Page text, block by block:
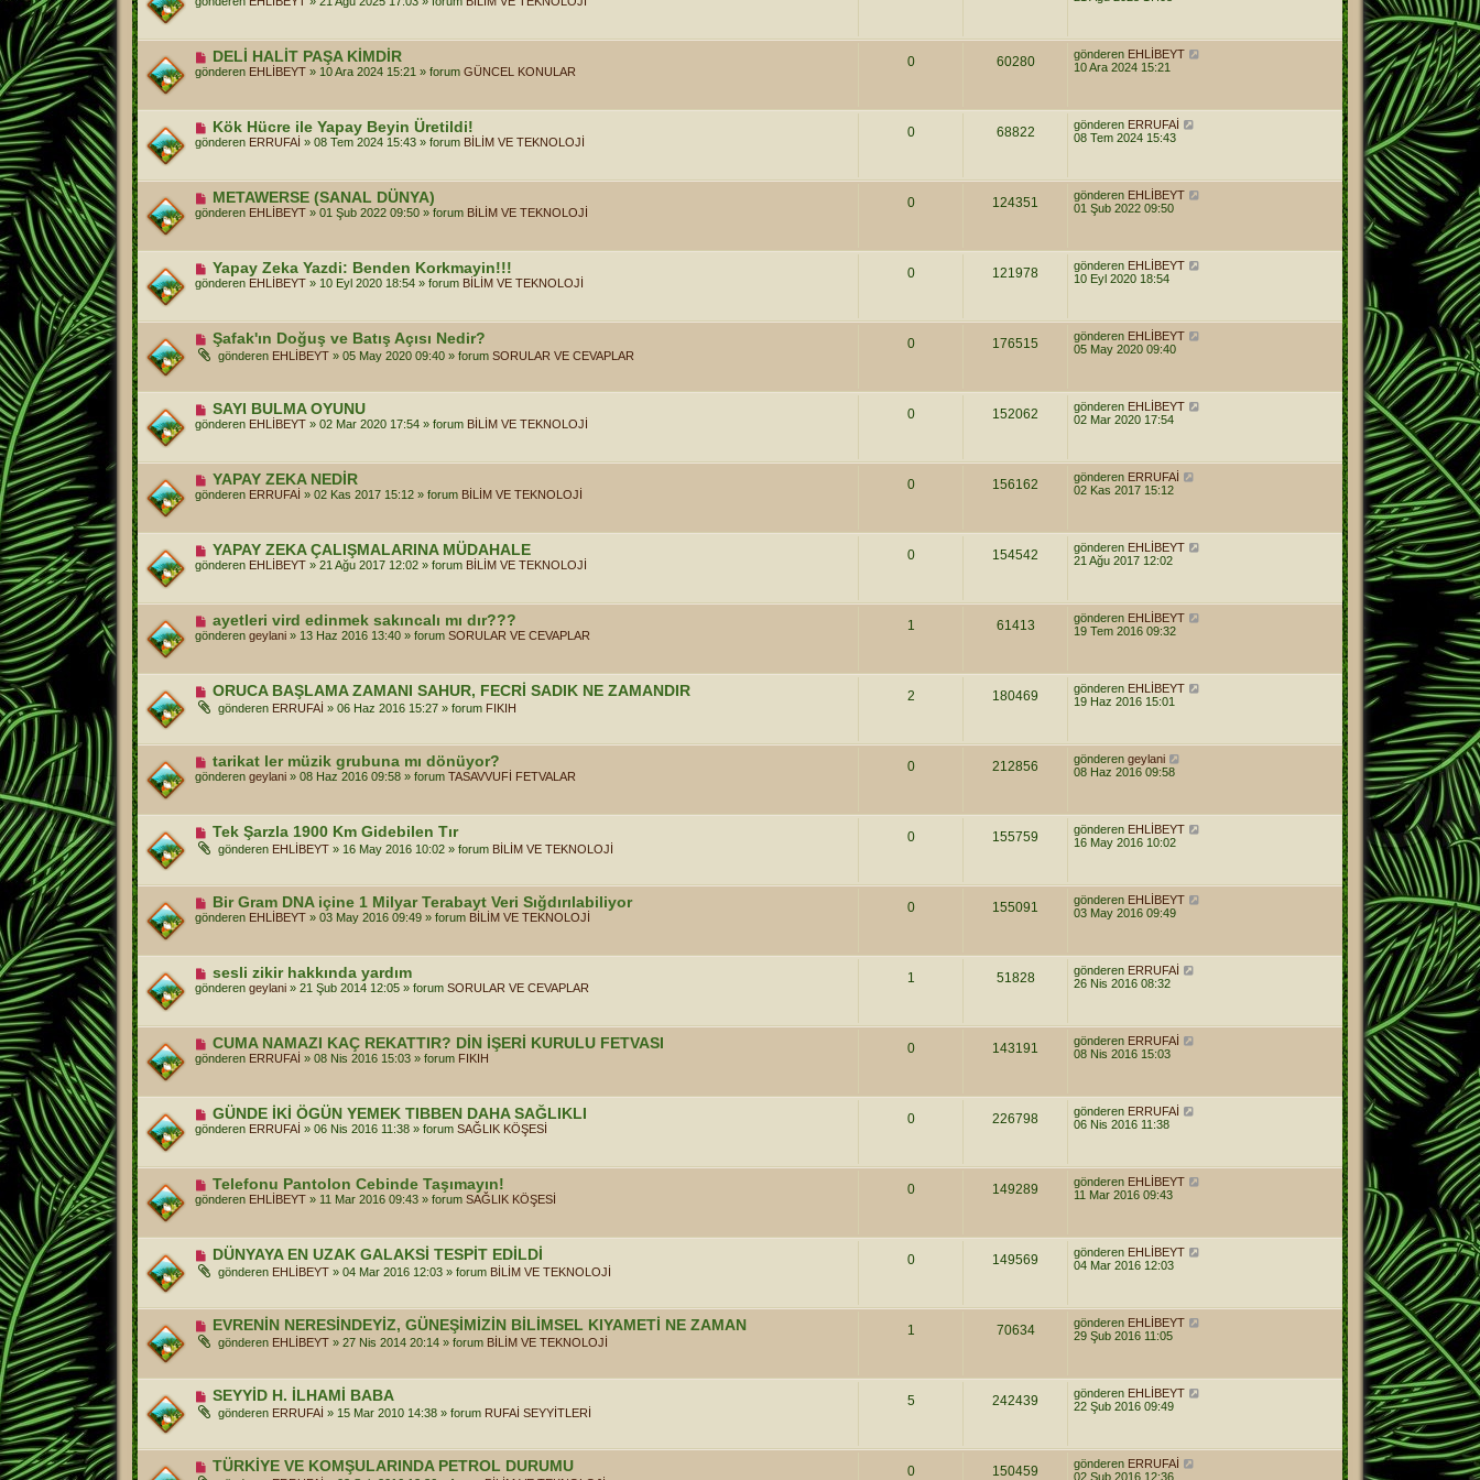
n
e
s
a
Y
e
n
e
s
a
DELİ HALİT PAŞA KİMDİR
gönderen EHLİBEYT » 10 Ara 2024 15:21 » forum GÜNCEL KONULAR
0 60280 gönderen EHLİBEYT
10 Ara 2024 15:21
Y
e
n
e
s
a
Kök Hücre ile Yapay Beyin Üretildi!
gönderen ERRUFAİ » 08 Tem 2024 15:43 » forum BİLİM VE TEKNOLOJİ
0 68822 gönderen ERRUFAİ
08 Tem 2024 15:43
Y
e
n
e
a
METAWERSE (SANAL DÜNYA)
gönderen EHLİBEYT » 01 Şub 2022 09:50 » forum BİLİM VE TEKNOLOJİ
0 124351 gönderen EHLİBEYT
01 Şub 2022 09:50
Y
n
s
a
Yapay Zeka Yazdi: Benden Korkmayin!!!
gönderen EHLİBEYT » 10 Eyl 2020 18:54 » forum BİLİM VE TEKNOLOJİ
0 121978 gönderen EHLİBEYT
10 Eyl 2020 18:54
Y
e
n
s
a
Şafak'ın Doğuş ve Batış Açısı Nedir?
gönderen EHLİBEYT » 05 May 2020 09:40 » forum SORULAR VE CEVAPLAR
0 176515 gönderen EHLİBEYT
05 May 2020 09:40
Y
e
n
e
a
SAYI BULMA OYUNU
gönderen EHLİBEYT » 02 Mar 2020 17:54 » forum BİLİM VE TEKNOLOJİ
0 152062 gönderen EHLİBEYT
02 Mar 2020 17:54
Y
n
e
a
YAPAY ZEKA NEDİR
gönderen ERRUFAİ » 02 Kas 2017 15:12 » forum BİLİM VE TEKNOLOJİ
0 156162 gönderen ERRUFAİ
02 Kas 2017 15:12
Y
n
s
a
YAPAY ZEKA ÇALIŞMALARINA MÜDAHALE
gönderen EHLİBEYT » 21 Ağu 2017 12:02 » forum BİLİM VE TEKNOLOJİ
0 154542 gönderen EHLİBEYT
21 Ağu 2017 12:02
Y
e
n
s
a
ayetleri vird edinmek sakıncalı mı dır???
gönderen geylani » 13 Haz 2016 13:40 » forum SORULAR VE CEVAPLAR
1 61413 gönderen EHLİBEYT
19 Tem 2016 09:32
Y
n
s
a
ORUCA BAŞLAMA ZAMANI SAHUR, FECRİ SADIK NE ZAMANDIR
gönderen ERRUFAİ » 06 Haz 2016 15:27 » forum FIKIH
2 180469 gönderen EHLİBEYT
19 Haz 2016 15:01
Y
e
n
e
a
tarikat ler müzik grubuna mı dönüyor?
gönderen geylani » 08 Haz 2016 09:58 » forum TASAVVUFİ FETVALAR
0 212856 gönderen geylani
08 Haz 2016 09:58
Y
n
e
s
a
Tek Şarzla 1900 Km Gidebilen Tır
gönderen EHLİBEYT » 16 May 2016 10:02 » forum BİLİM VE TEKNOLOJİ
0 155759 gönderen EHLİBEYT
16 May 2016 10:02
Y
e
n
s
a
Bir Gram DNA içine 1 Milyar Terabayt Veri Sığdırılabiliyor
gönderen EHLİBEYT » 03 May 2016 09:49 » forum BİLİM VE TEKNOLOJİ
0 155091 gönderen EHLİBEYT
03 May 2016 09:49
Y
e
n
s
a
sesli zikir hakkında yardım
gönderen geylani » 21 Şub 2014 12:05 » forum SORULAR VE CEVAPLAR
1 51828 gönderen ERRUFAİ
26 Nis 2016 08:32
Y
n
s
a
CUMA NAMAZI KAÇ REKATTIR? DİN İŞERİ KURULU FETVASI
gönderen ERRUFAİ » 08 Nis 2016 15:03 » forum FIKIH
0 143191 gönderen ERRUFAİ
08 Nis 2016 15:03
Y
n
e
a
GÜNDE İKİ ÖGÜN YEMEK TIBBEN DAHA SAĞLIKLI
gönderen ERRUFAİ » 06 Nis 2016 11:38 » forum SAĞLIK KÖŞESİ
0 226798 gönderen ERRUFAİ
06 Nis 2016 11:38
Y
n
e
s
a
Telefonu Pantolon Cebinde Taşımayın!
gönderen EHLİBEYT » 11 Mar 2016 09:43 » forum SAĞLIK KÖŞESİ
0 149289 gönderen EHLİBEYT
11 Mar 2016 09:43
Y
e
n
e
s
a
DÜNYAYA EN UZAK GALAKSİ TESPİT EDİLDİ
gönderen EHLİBEYT » 04 Mar 2016 12:03 » forum BİLİM VE TEKNOLOJİ
0 149569 gönderen EHLİBEYT
04 Mar 2016 12:03
Y
e
n
s
a
EVRENİN NERESİNDEYİZ, GÜNEŞİMİZİN BİLİMSEL KIYAMETİ NE ZAMAN
gönderen EHLİBEYT » 27 Nis 2014 20:14 » forum BİLİM VE TEKNOLOJİ
1 70634 gönderen EHLİBEYT
29 Şub 2016 11:05
Y
e
n
e
SEYYİD H. İLHAMİ BABA
gönderen ERRUFAİ » 15 Mar 2010 14:38 » forum RUFAİ SEYYİTLERİ
5 242439 gönderen EHLİBEYT
22 Şub 2016 09:49
YTÜRKİYE VE KOMŞULARINDA PETROL DURUMU 0 150459 gönderen ERRUFAİ
02 Şub 2016 12:36